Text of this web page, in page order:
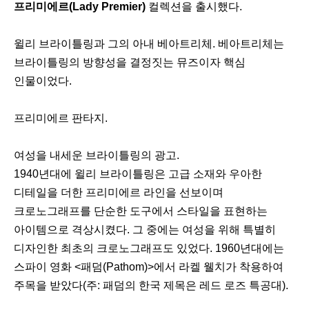
프리미에르(Lady Premier) 컬렉션을 출시했다.
윌리 브라이틀링과 그의 아내 베아트리체. 베아트리체는
브라이틀링의 방향성을 결정짓는 뮤즈이자 핵심
인물이었다.
프리미에르 판타지.
여성을 내세운 브라이틀링의 광고.
1940년대에 윌리 브라이틀링은 고급 소재와 우아한
디테일을 더한 프리미에르 라인을 선보이며
크로노그래프를 단순한 도구에서 스타일을 표현하는
아이템으로 격상시켰다. 그 중에는 여성을 위해 특별히
디자인한 최초의 크로노그래프도 있었다. 1960년대에는
스파이 영화 <패덤(Pathom)>에서 라켈 웰치가 착용하여
주목을 받았다(주: 패덤의 한국 제목은 레드 로즈 특공대).